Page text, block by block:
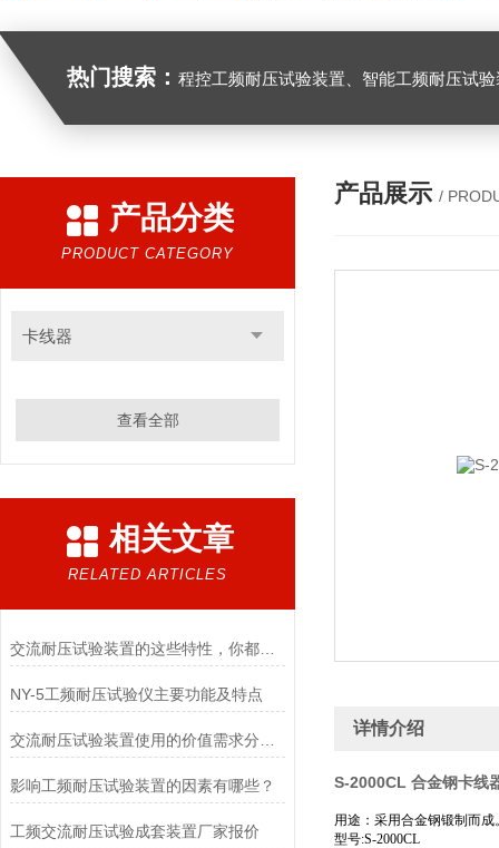
热门搜索： 程控工频耐压试验装置、智能工频耐压试验装置、工频耐压试验装置、工频耐压试验仪、工频耐压试验台、高压耐压试
产品分类
PRODUCT CATEGORY
卡线器
查看全部
相关文章
RELATED ARTICLES
交流耐压试验装置的这些特性，你都了解吗？
NY-5工频耐压试验仪主要功能及特点
影响工频耐压试验装置的因素有哪些？
工频交流耐压试验成套装置厂家报价
产品展示 /
详情介绍
S-2000CL 合金钢卡线
用途：采用合金钢锻制而
型号:S-2000CL